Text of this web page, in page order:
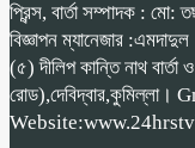
প্রিন্স, বার্তা সম্পাদক :
বিজ্ঞাপন ম্যানেজার
(৫) দীলিপ কান্তি নাথ বার্তা ও